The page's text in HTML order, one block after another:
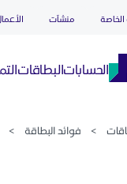
الخاصة منشآت
الحساباتالبطاقات
> فوائد البطاقة >